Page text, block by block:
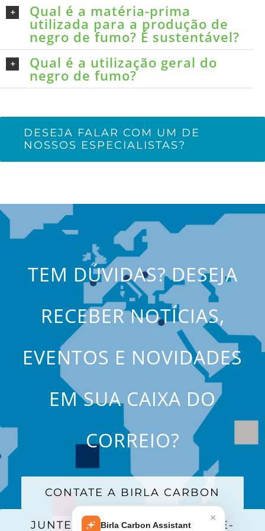
Qual é a matéria-prima
utilizada para a produção de
negro de fumo? É sustentável?
Qual é a utilização geral do
negro de fumo?
DESEJA FALAR COM UM DE
NOSSOS ESPECIALISTAS?
TEM DÚVIDAS? DESEJA
RECEBER NOTÍCIAS,
EVENTOS E NOVIDADES
EM SUA CAIXA DO
CORREIO?
CONTATE A BIRLA CARBON
JUNTE-SE A NOSSA LISTA DE E-
×
Birla Carbon Assistant